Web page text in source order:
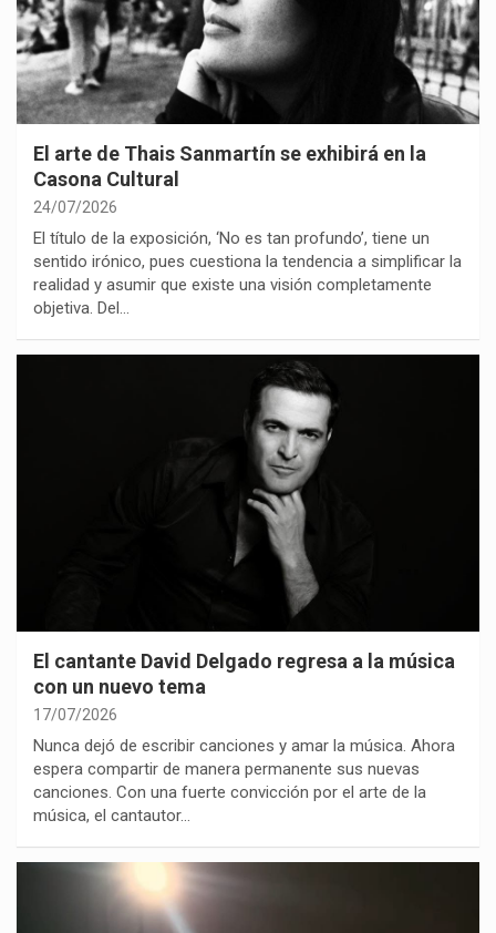
El arte de Thais Sanmartín se exhibirá en la
Casona Cultural
24/07/2026
El título de la exposición, ‘No es tan profundo’, tiene un
sentido irónico, pues cuestiona la tendencia a simplificar la
realidad y asumir que existe una visión completamente
objetiva. Del…
El cantante David Delgado regresa a la música
con un nuevo tema
17/07/2026
Nunca dejó de escribir canciones y amar la música. Ahora
espera compartir de manera permanente sus nuevas
canciones. Con una fuerte convicción por el arte de la
música, el cantautor…